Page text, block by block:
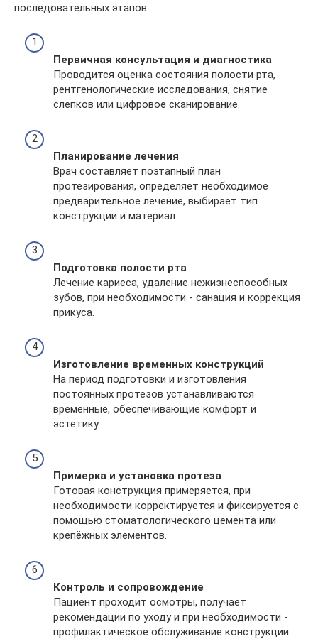
последовательных этапов:
Первичная консультация и диагностика
Проводится оценка состояния полости рта,
рентгенологические исследования, снятие
слепков или цифровое сканирование.
Планирование лечения
Врач составляет поэтапный план
протезирования, определяет необходимое
предварительное лечение, выбирает тип
конструкции и материал.
Подготовка полости рта
Лечение кариеса, удаление нежизнеспособных
зубов, при необходимости - санация и коррекция
прикуса.
Изготовление временных конструкций
На период подготовки и изготовления
постоянных протезов устанавливаются
временные, обеспечивающие комфорт и
эстетику.
Примерка и установка протеза
Готовая конструкция примеряется, при
необходимости корректируется и фиксируется с
помощью стоматологического цемента или
крепёжных элементов.
Контроль и сопровождение
Пациент проходит осмотры, получает
рекомендации по уходу и при необходимости -
профилактическое обслуживание конструкции.